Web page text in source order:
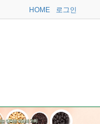
HOME 로그인